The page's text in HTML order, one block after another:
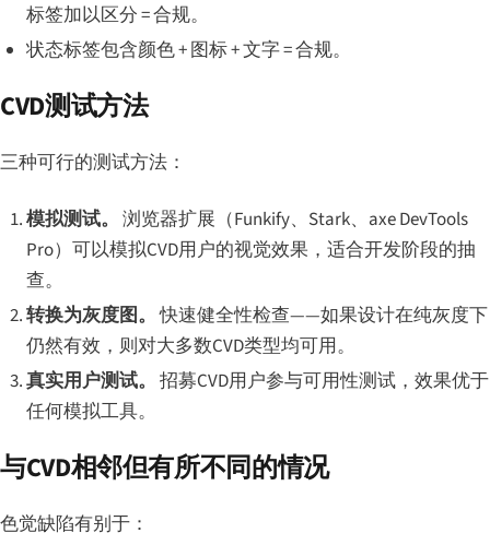
标签加以区分 = 合规。
状态标签包含颜色 + 图标 + 文字 = 合规。
CVD测试方法
三种可行的测试方法：
模拟测试。 浏览器扩展（Funkify、Stark、axe DevTools
Pro）可以模拟CVD用户的视觉效果，适合开发阶段的抽
查。
转换为灰度图。 快速健全性检查——如果设计在纯灰度下
仍然有效，则对大多数CVD类型均可用。
真实用户测试。 招募CVD用户参与可用性测试，效果优于
任何模拟工具。
与CVD相邻但有所不同的情况
色觉缺陷有别于：